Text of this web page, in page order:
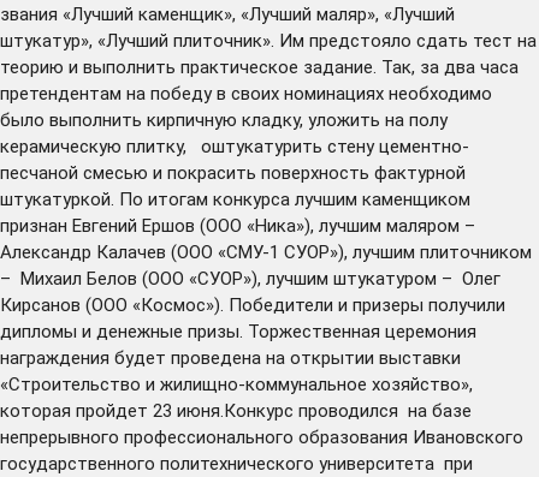
звания «Лучший каменщик», «Лучший маляр», «Лучший
штукатур», «Лучший плиточник». Им предстояло сдать тест на
теорию и выполнить практическое задание. Так, за два часа
претендентам на победу в своих номинациях необходимо
было выполнить кирпичную кладку, уложить на полу
керамическую плитку, оштукатурить стену цементно-
песчаной смесью и покрасить поверхность фактурной
штукатуркой. По итогам конкурса лучшим каменщиком
признан Евгений Ершов (ООО «Ника»), лучшим маляром –
Александр Калачев (ООО «СМУ-1 СУОР»), лучшим плиточником
– Михаил Белов (ООО «СУОР»), лучшим штукатуром – Олег
Кирсанов (ООО «Космос»). Победители и призеры получили
дипломы и денежные призы. Торжественная церемония
награждения будет проведена на открытии выставки
«Строительство и жилищно-коммунальное хозяйство»,
которая пройдет 23 июня.Конкурс проводился на базе
непрерывного профессионального образования Ивановского
государственного политехнического университета при